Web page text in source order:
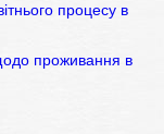
процесу в
проживання в